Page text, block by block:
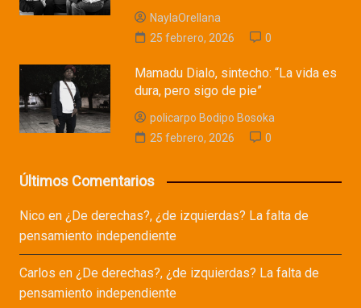
NaylaOrellana
25 febrero, 2026
0
Mamadu Dialo, sintecho: “La vida es
dura, pero sigo de pie”
policarpo Bodipo Bosoka
25 febrero, 2026
0
Últimos Comentarios
Nicoen ¿De derechas?, ¿de izquierdas? La falta de
pensamiento independiente
Carlos en ¿De derechas?, ¿de izquierdas? La falta de
pensamiento independiente